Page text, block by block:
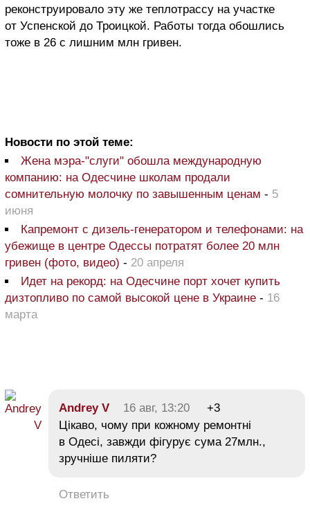
реконструировало эту же теплотрассу на участке
от Успенской до Троицкой. Работы тогда обошлись
тоже в 26 с лишним млн гривен.
Новости по этой теме:
Жена мэра-"слуги" обошла международную
компанию: на Одесчине школам продали
сомнительную молочку по завышенным ценам - 5
июня
Капремонт с дизель-генератором и телефонами: на
убежище в центре Одессы потратят более 20 млн
гривен (фото, видео) - 20 апреля
Идет на рекорд: на Одесчине порт хочет купить
дизтопливо по самой высокой цене в Украине - 16
марта
Andrey V 16 авг, 13:20
+3
Цікаво, чому при кожному ремонтні
в Одесі, завжди фігурує сума 27млн.,
зручніше пиляти?
Ответить